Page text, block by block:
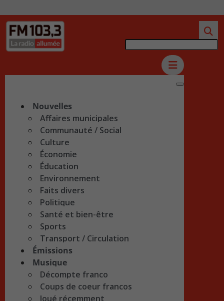
Nouvelles
Affaires municipales
Communauté / Social
Culture
Économie
Éducation
Environnement
Faits divers
Politique
Santé et bien-être
Sports
Transport / Circulation
Émissions
Musique
Décompte franco
Coups de coeur francos
Joué récemment